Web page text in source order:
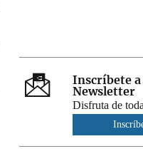
Inscríbete
Newsletter
Disfruta de